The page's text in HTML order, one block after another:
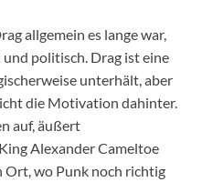
allgemein es lange war,
politisch. Drag ist eine
unterhält, aber
die Motivation dahinter.
auf, äußert
Alexander Cameltoe
Ort, wo Punk noch richtig